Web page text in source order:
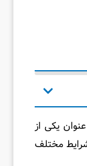
یکی از
شرایط مختلف